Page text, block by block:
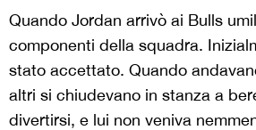
Quando Jordan arrivò ai Bulls
componenti della squadra.
stato accettato. Quando
altri si chiudevano in stanza a
divertirsi, e lui non veniva